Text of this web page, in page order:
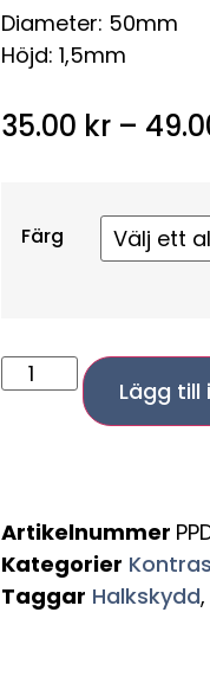
Diameter: 50mm
Höjd: 1,5mm
35.00 kr –
Färg
Lägg till
Artikelnummer
Kategorier
Taggar Halkskydd,